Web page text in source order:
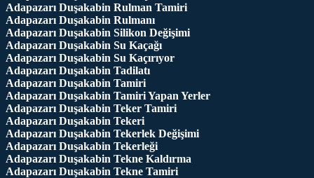
Adapazarı Duşakabin Rulman Tamiri
Adapazarı Duşakabin Rulmanı
Adapazarı Duşakabin Silikon Değişimi
Adapazarı Duşakabin Su Kaçağı
Adapazarı Duşakabin Su Kaçırıyor
Adapazarı Duşakabin Tadilatı
Adapazarı Duşakabin Tamiri
Adapazarı Duşakabin Tamiri Yapan Yerler
Adapazarı Duşakabin Teker Tamiri
Adapazarı Duşakabin Tekeri
Adapazarı Duşakabin Tekerlek Değişimi
Adapazarı Duşakabin Tekerleği
Adapazarı Duşakabin Tekne Kaldırma
Adapazarı Duşakabin Tekne Tamiri